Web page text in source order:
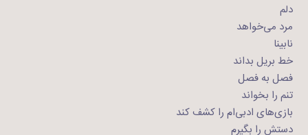
دلم
مرد می‌خواهد
نابینا
خط بریل بداند
فصل به فصل
تنم را بخواند
بازی‌های ادبی‌ام را کشف کند
دستش را بگیرم